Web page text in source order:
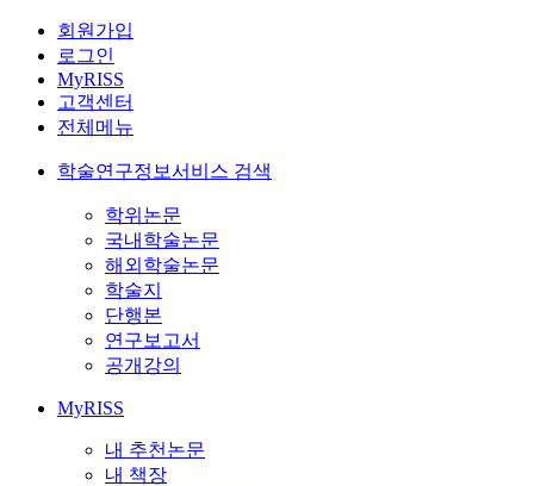
회원가입
로그인
MyRISS
고객센터
전체메뉴
학술연구정보서비스 검색
학위논문
국내학술논문
해외학술논문
학술지
단행본
연구보고서
공개강의
MyRISS
내 추천논문
내 책장